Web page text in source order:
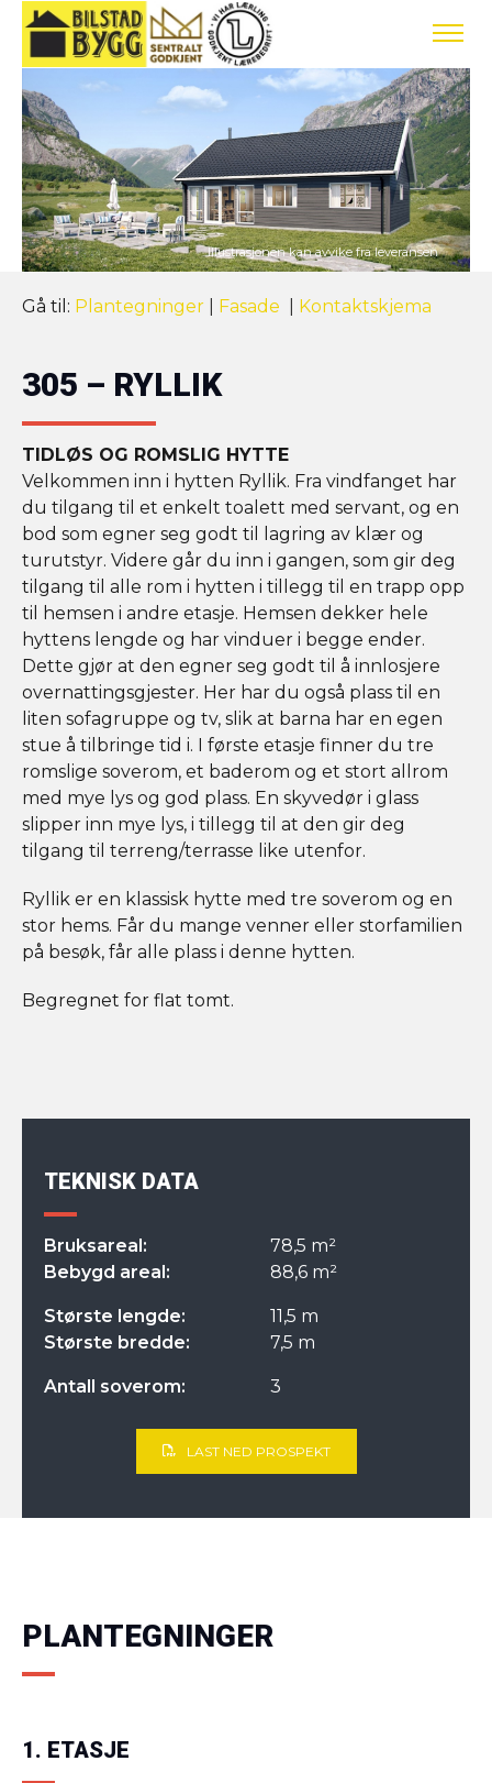
Gå til: Plantegninger Fasade Kontaktskjema
305 – RYLLIK
TIDLØS OG ROMSLIG HYTTE
Velkommen inn i hytten Ryllik. Fra vindfanget har
du tilgang til et enkelt toalett med servant, og en
bod som egner seg godt til lagring av klær og
turutstyr. Videre går du inn i gangen, som gir deg
tilgang til alle rom i hytten i tillegg til en trapp opp
til hemsen i andre etasje. Hemsen dekker hele
hyttens lengde og har vinduer i begge ender.
Dette gjør at den egner seg godt til å innlosjere
overnattingsgjester. Her har du også plass til en
liten sofagruppe og tv, slik at barna har en egen
stue å tilbringe tid i. I første etasje finner du tre
romslige soverom, et baderom og et stort allrom
med mye lys og god plass. En skyvedør i glass
slipper inn mye lys, i tillegg til at den gir deg
tilgang til terreng/terrasse like utenfor.
Ryllik er en klassisk hytte med tre soverom og en
stor hems. Får du mange venner eller storfamilien
på besøk, får alle plass i denne hytten.
Begregnet for flat tomt.
TEKNISK DATA
Bruksareal:
78,5 m²
Bebygd areal:
88,6 m²
Største lengde:
11,5 m
Største bredde:
7,5 m
Antall soverom: 3
LAST NED PROSPEKT
PLANTEGNINGER
1. ETASJE